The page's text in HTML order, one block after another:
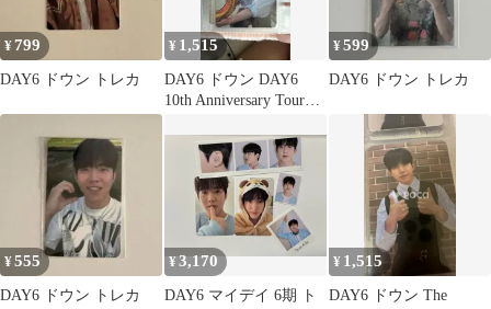
¥799
DAY6 ドウン トレカ
¥ 1,515
DAY6 ドウン DAY6
10th Anniversary Tour
¥599
DAY6 ドウン トレカ
¥555
DAY6 ドウン トレカ
¥3,170
DAY6 マイデイ 6期 ト
¥ 1,515
DAY6 ドウン The